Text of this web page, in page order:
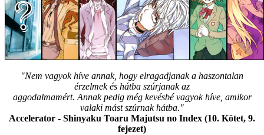
"Nem vagyok híve annak, hogy elragadjanak a haszontalan
érzelmek és hátba szúrjanak az
aggodalmamért. Annak pedig még kevésbé vagyok híve, amikor
valaki mást szúrnak hátba."
Accelerator - Shinyaku Toaru Majutsu no Index (10. Kötet, 9.
fejezet)